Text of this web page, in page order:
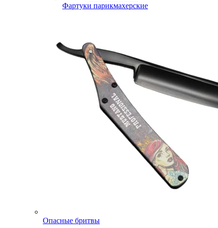
Фартуки парикмахерские
Опасные бритвы